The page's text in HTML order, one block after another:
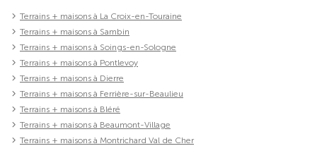
Terrains + maisons à La Croix-en-Touraine
Terrains + maisons à Sambin
Terrains + maisons à Soings-en-Sologne
Terrains + maisons à Pontlevoy
Terrains + maisons à Dierre
Terrains + maisons à Ferrière-sur-Beaulieu
Terrains + maisons à Bléré
Terrains + maisons à Beaumont-Village
Terrains + maisons à Montrichard Val de Cher